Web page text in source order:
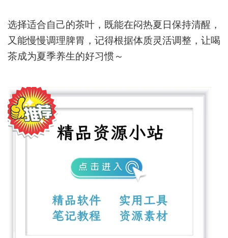
选择适合自己的茶叶，既能在闷热夏日保持清醒，
又能慢慢调理脾胃，记得根据体质灵活调整，让喝
茶成为夏季养生的好习惯～